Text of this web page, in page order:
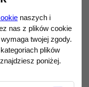
naszych i
nas z plików cookie
twojej zgody.
plików
poniżej.